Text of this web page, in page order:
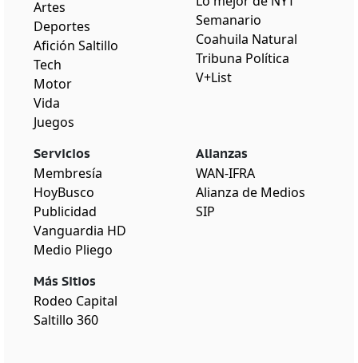
Artes
Deportes
Afición Saltillo
Tech
Motor
Vida
Juegos
Semanario
Coahuila Natural
Tribuna Política
V+List
Servicios
Membresía
HoyBusco
Publicidad
Vanguardia HD
Medio Pliego
Más Sitios
Rodeo Capital
Saltillo 360
Alianzas
WAN-IFRA
Alianza de Medios
SIP